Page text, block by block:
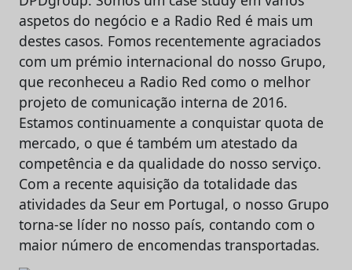
aspetos do negócio e a Radio Red é mais um
destes casos. Fomos recentemente agraciados
com um prémio internacional do nosso Grupo,
que reconheceu a Radio Red como o melhor
projeto de comunicação interna de 2016.
Estamos continuamente a conquistar quota de
mercado, o que é também um atestado da
competência e da qualidade do nosso serviço.
Com a recente aquisição da totalidade das
atividades da Seur em Portugal, o nosso Grupo
torna-se líder no nosso país, contando com o
maior número de encomendas transportadas.